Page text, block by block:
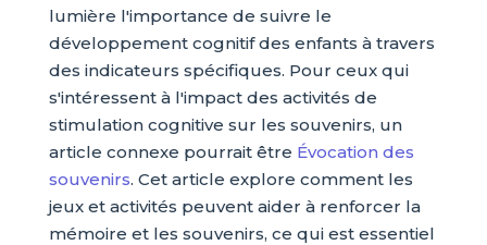
lumière l'importance de suivre le
développement cognitif des enfants à travers
des indicateurs spécifiques. Pour ceux qui
s'intéressent à l'impact des activités de
stimulation cognitive sur les souvenirs, un
article connexe pourrait être Évocation des
souvenirs. Cet article explore comment les
jeux et activités peuvent aider à renforcer la
mémoire et les souvenirs, ce qui est essentiel